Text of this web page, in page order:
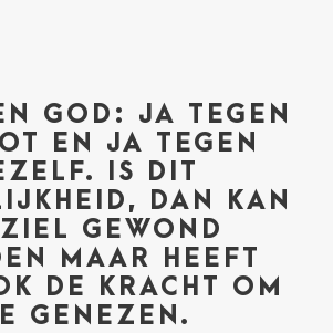
GOD: JA TEGEN
EN JA TEGEN
IS DIT
DAN KAN
GEWOND
MAAR HEEFT
DE KRACHT OM
GENEZEN.